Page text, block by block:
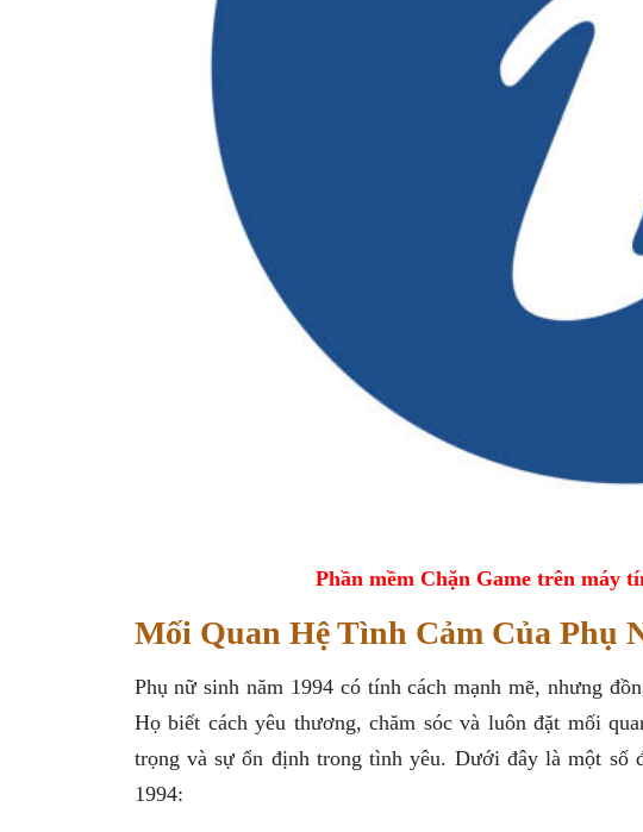
Phần mềm Chặn Game trên máy
Mối Quan Hệ Tình Cảm Của Phụ
Phụ nữ sinh năm 1994 có tính cách mạnh mẽ, nhưng
Họ biết cách yêu thương, chăm sóc và luôn đặt mối
trọng và sự ổn định trong tình yêu. Dưới đây là một số
1994: